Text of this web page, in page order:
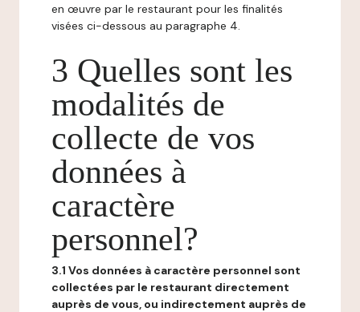
en œuvre par le restaurant pour les finalités
visées ci-dessous au paragraphe 4.
3 Quelles sont les
modalités de
collecte de vos
données à
caractère
personnel?
3.1 Vos données à caractère personnel sont
collectées par le restaurant directement
auprès de vous, ou indirectement auprès de